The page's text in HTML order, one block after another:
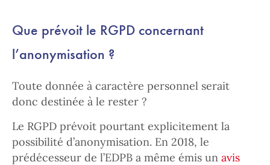
Que prévoit le RGPD concernant
l’anonymisation ?
Toute donnée à caractère personnel serait
donc destinée à le rester ?
Le RGPD prévoit pourtant explicitement la
possibilité d’anonymisation. En 2018, le
prédécesseur de l’EDPB a même émis un avis